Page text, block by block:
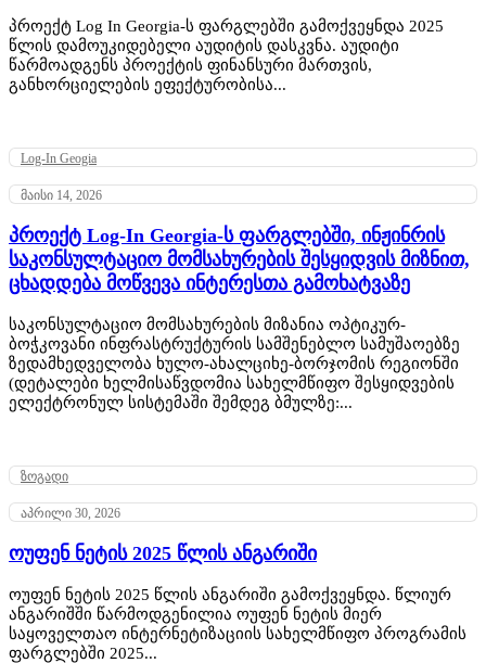
პროექტ Log In Georgia-ს ფარგლებში გამოქვეყნდა 2025
წლის დამოუკიდებელი აუდიტის დასკვნა. აუდიტი
წარმოადგენს პროექტის ფინანსური მართვის,
განხორციელების ეფექტურობისა...
Log-In Geogia
მაისი 14, 2026
პროექტ Log-In Georgia-ს ფარგლებში, ინჟინრის
საკონსულტაციო მომსახურების შესყიდვის მიზნით,
ცხადდება მოწვევა ინტერესთა გამოხატვაზე
საკონსულტაციო მომსახურების მიზანია ოპტიკურ-
ბოჭკოვანი ინფრასტრუქტურის სამშენებლო სამუშაოებზე
ზედამხედველობა ხულო-ახალციხე-ბორჯომის რეგიონში
(დეტალები ხელმისაწვდომია სახელმწიფო შესყიდვების
ელექტრონულ სისტემაში შემდეგ ბმულზე:...
ზოგადი
აპრილი 30, 2026
ოუფენ ნეტის 2025 წლის ანგარიში
ოუფენ ნეტის 2025 წლის ანგარიში გამოქვეყნდა. წლიურ
ანგარიშში წარმოდგენილია ოუფენ ნეტის მიერ
საყოველთაო ინტერნეტიზაციის სახელმწიფო პროგრამის
ფარგლებში 2025...